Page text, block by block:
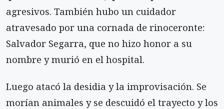
agresivos. También hubo un cuidador
atravesado por una cornada de rinoceronte:
Salvador Segarra, que no hizo honor a su
nombre y murió en el hospital.
Luego atacó la desidia y la improvisación. Se
morían animales y se descuidó el trayecto y los